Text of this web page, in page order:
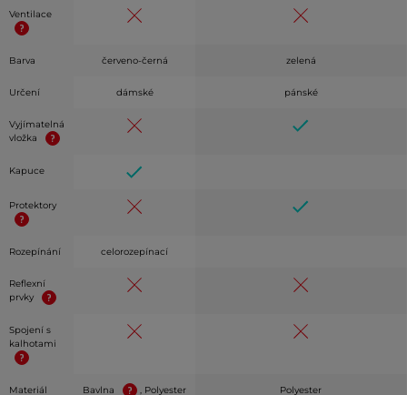
Ventilace
Barva červeno-černá zelená
Určení dámské pánské
Vyjímatelná
vložka
Kapuce
Protektory
Rozepínání celorozepínací
Reflexní
prvky
Spojení s
kalhotami
Materiál Bavlna , Polyester Polyester